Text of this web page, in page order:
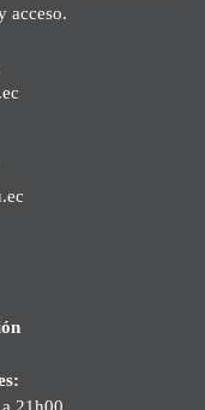
acceso.
21h00